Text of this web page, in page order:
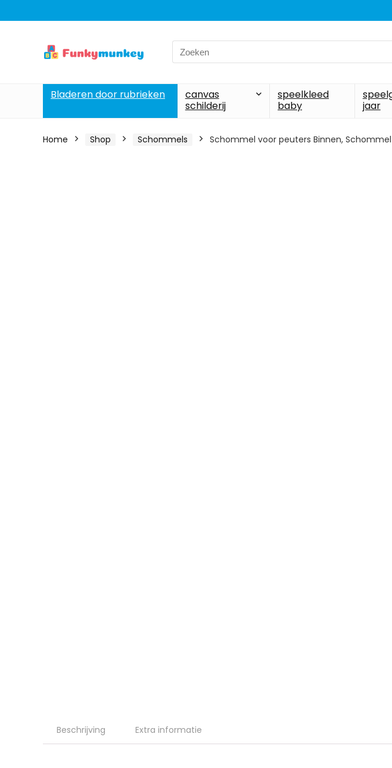
Search
for:
Bladeren door rubrieken
canvas
schilderij
speelkleed
baby
jaar
Home Shop Schommels Schommel voor peuters Binnen,
Beschrijving Extra informatie